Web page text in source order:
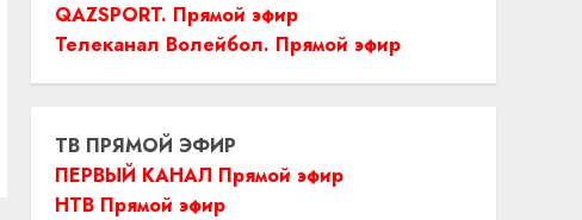
QAZSPORT. Прямой эфир
Телеканал Волейбол. Прямой эфир
ТВ ПРЯМОЙ ЭФИР
ПЕРВЫЙ КАНАЛ Прямой эфир
НТВ Прямой эфир